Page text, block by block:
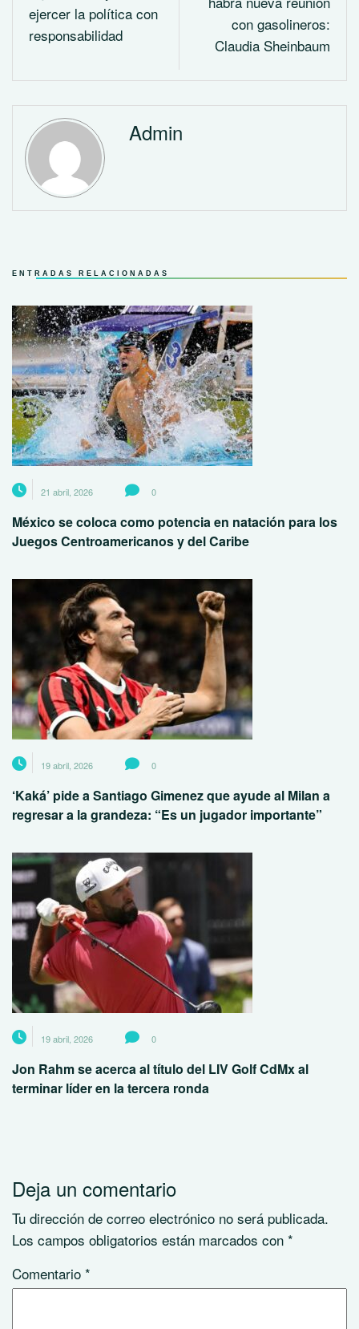
ejercer la política con
responsabilidad
con gasolineros:
Claudia Sheinbaum
Admin
ENTRADAS RELACIONADAS
21 abril, 2026 0
México se coloca como potencia en natación para los
Juegos Centroamericanos y del Caribe
19 abril, 2026 0
‘Kaká’ pide a Santiago Gimenez que ayude al Milan a
regresar a la grandeza: “Es un jugador importante”
19 abril, 2026 0
Jon Rahm se acerca al título del LIV Golf CdMx al
terminar líder en la tercera ronda
Deja un comentario
Tu dirección de correo electrónico no será publicada.
Los campos obligatorios están marcados con *
Comentario *